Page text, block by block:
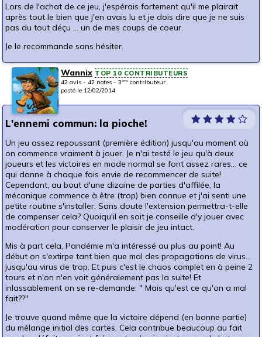
Lors de l'achat de ce jeu, j'espérais fortement qu'il me plairait
après tout le bien que j'en avais lu et je dois dire que je ne suis
pas du tout déçu ... un de mes coups de coeur.
Je le recommande sans hésiter.
Wannix TOP 10 CONTRIBUTEURS
42 avis - 42 notes - 3ème contributeur
posté le 12/02/2014
L'ennemi commun: la pioche!
Un jeu assez repoussant (première édition) jusqu'au moment où
on commence vraiment à jouer. Je n'ai testé le jeu qu'à deux
joueurs et les victoires en mode normal se font assez rares... ce
qui donne à chaque fois envie de recommencer de suite!
Cependant, au bout d'une dizaine de parties d'affilée, la
mécanique commence à être (trop) bien connue et j'ai senti une
petite routine s'installer. Sans doute l'extension permettra-t-elle
de compenser cela? Quoiqu'il en soit je conseille d'y jouer avec
modération pour conserver le plaisir de jeu intact.
Mis à part cela, Pandémie m'a intéressé au plus au point! Au
début on s'extirpe tant bien que mal des propagations de virus...
jusqu'au virus de trop. Et puis c'est le chaos complet en à peine 2
tours et n'on n'en voit généralement pas la suite! Et
inlassablement on se re-demande: " Mais qu'est ce qu'on a mal
fait??"
Je trouve quand même que la victoire dépend (en bonne partie)
du mélange initial des cartes. Cela contribue beaucoup au fait